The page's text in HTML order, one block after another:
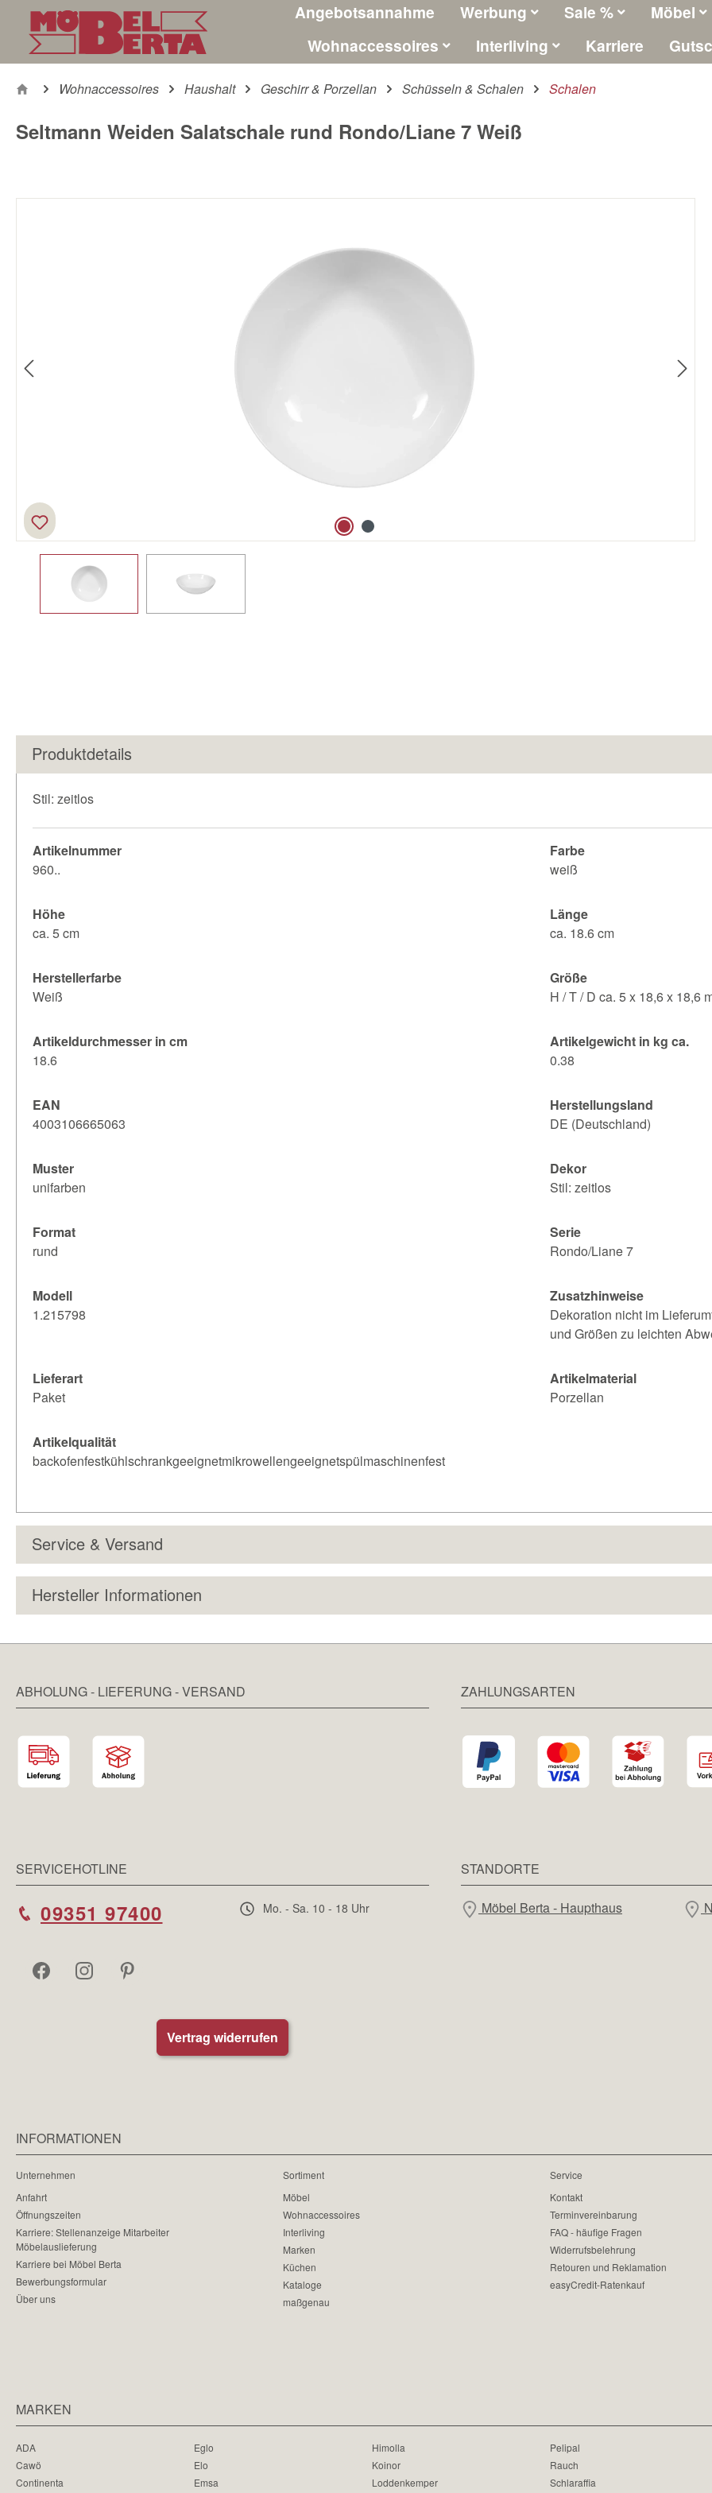
Hauptinhalt springen
Zur Suche springen
Zur Hauptnavigation springen Angebotsannahme Werbung Sale %
Möbel
Wohnaccessoires
Interliving Karriere
Wohnaccessoires Haushalt Geschirr & Porzellan Schüsseln & Schalen Schalen
Seltmann Weiden Salatschale rund Rondo/Liane 7 Weiß
Produktdetails
Stil: zeitlos
Artikelnummer
960..
Farbe
weiß
Höhe
ca. 5 cm
Länge
ca. 18.6 cm
Herstellerfarbe
Weiß
Größe
H / T / D ca. 5 x 18,6 x 18,6
Artikeldurchmesser in cm
18.6
Artikelgewicht in kg ca.
0.38
EAN
4003106665063
Herstellungsland
DE (Deutschland)
Muster
unifarben
Dekor
Stil: zeitlos
Format
rund
Serie
Rondo/Liane 7
Modell
1.215798
Zusatzhinweise
Dekoration nicht im
und Größen zu leichten
Lieferart
Paket
Artikelmaterial
Porzellan
Artikelqualität
backofenfestkühlschrankgeeignetmikrowellengeeignetspülmaschinenfest
Service & Versand
Hersteller Informationen
ABHOLUNG - LIEFERUNG - VERSAND ZAHLUNGSARTEN
SERVICEHOTLINE
09351 97400 Mo. - Sa. 10 - 18 Uhr
Vertrag widerrufen
STANDORTE
Möbel Berta - Haupthaus
INFORMATIONEN
Unternehmen
Anfahrt
Öffnungszeiten
Karriere: Stellenanzeige Mitarbeiter
Möbelauslieferung
Karriere bei Möbel Berta
Bewerbungsformular
Über uns
Sortiment
Möbel
Wohnaccessoires
Interliving
Marken
Küchen
Kataloge
maßgenau
Service
Kontakt
Terminvereinbarung
FAQ - häufige Fragen
Widerrufsbelehrung
Retouren und Reklamation
easyCredit-Ratenkauf
MARKEN
ADA
Cawö
Continenta
Eglo
Elo
Emsa
Himolla
Koinor
Loddenkemper
Pelipal
Rauch
Schlaraffia